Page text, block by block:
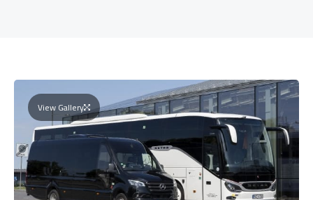
View Gallery